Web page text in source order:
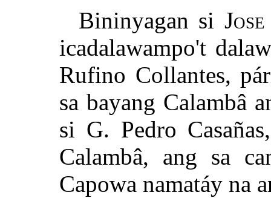
Bininyagan si
icadalawampo't
Rufino Collantes,
sa bayang Calambâ
si G. Pedro
Calambâ, ang sa
Capowa namatáy na